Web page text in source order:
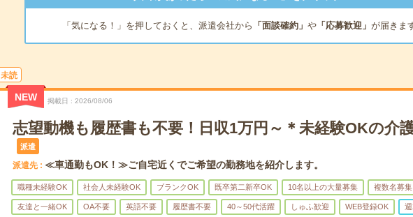
「気になる！」を押しておくと、派遣会社から 「面談確約」 や「応募歓迎」 が届きま
未読
NEW 掲載日 2026/08/06
志望動機も履歴書も不要！日収1万円～＊未経験OKの介
派遣
派遣先 ≪車通勤もOK！≫ご自宅近くでご希望の勤務地を紹介します。
職種未経験OK 社会人未経験OK ブランクOK 既卒第二新卒OK 10名以上の大量募集 複数名募集
友達と一緒OK OA不要 英語不要 履歴書不要 40～50代活躍 しゅふ歓迎 WEB登録OK